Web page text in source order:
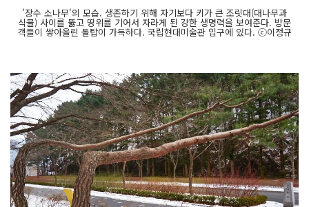
'장수 소나무'의 모습. 생존하기 위해 자기보다 키가 큰 조릿대(대나무과
식물) 사이를 뚫고 땅위를 기어서 자라게 된 강한 생명력을 보여준다. 방문
객들이 쌓아올린 돌탑이 가득하다. 국립현대미술관 입구에 있다. ⓒ이정규